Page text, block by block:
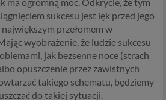
sukcesu jest lęk przed jego
przełomem w
wyobrażenie, że ludzie sukcesu
jak bezsenne noce (strach
opuszczenie przez zawistnych
takiego schematu, będziemy
do takiej sytuacji.
miały wpływ na wiele dziedzin
z usług internetowych, takich
serwisu Psychorada.pl. W tej
skrót najważniejszych
przetwarzania Twoich danych
mieć miejsce po 25 maja 2018 r. w
z naszych usług. Prosimy Cię o jej